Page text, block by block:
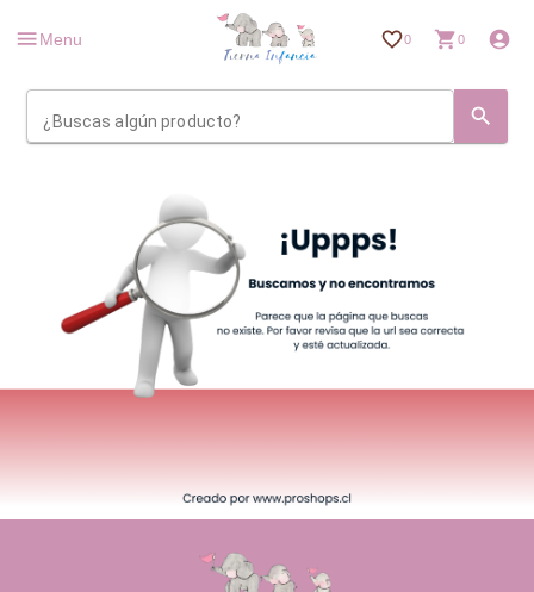
Menu 0 0
¿Buscas algún producto?